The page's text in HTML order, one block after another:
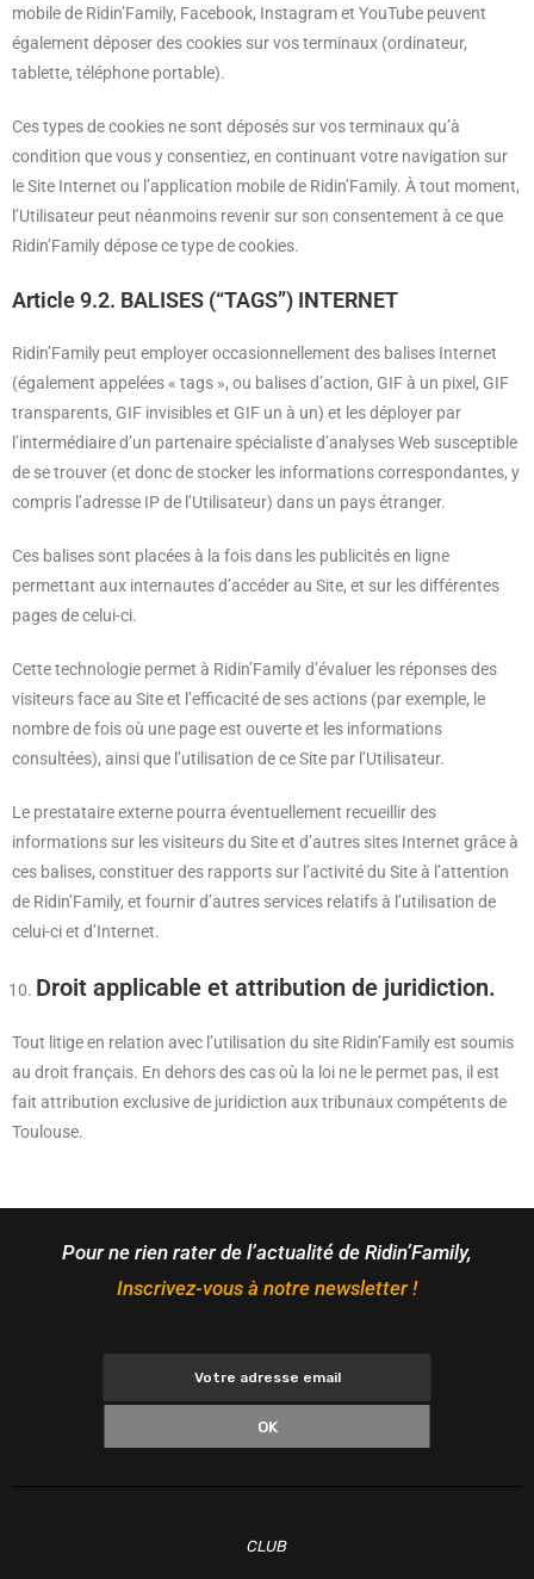
mobile de Ridin’Family, Facebook, Instagram et YouTube peuvent
également déposer des cookies sur vos terminaux (ordinateur,
tablette, téléphone portable).
Ces types de cookies ne sont déposés sur vos terminaux qu’à
condition que vous y consentiez, en continuant votre navigation sur
le Site Internet ou l’application mobile de Ridin’Family. À tout moment,
l’Utilisateur peut néanmoins revenir sur son consentement à ce que
Ridin’Family dépose ce type de cookies.
Article 9.2. BALISES (“TAGS”) INTERNET
Ridin’Family peut employer occasionnellement des balises Internet
(également appelées « tags », ou balises d’action, GIF à un pixel, GIF
transparents, GIF invisibles et GIF un à un) et les déployer par
l’intermédiaire d’un partenaire spécialiste d’analyses Web susceptible
de se trouver (et donc de stocker les informations correspondantes, y
compris l’adresse IP de l’Utilisateur) dans un pays étranger.
Ces balises sont placées à la fois dans les publicités en ligne
permettant aux internautes d’accéder au Site, et sur les différentes
pages de celui-ci.
Cette technologie permet à Ridin’Family d’évaluer les réponses des
visiteurs face au Site et l’efficacité de ses actions (par exemple, le
nombre de fois où une page est ouverte et les informations
consultées), ainsi que l’utilisation de ce Site par l’Utilisateur.
Le prestataire externe pourra éventuellement recueillir des
informations sur les visiteurs du Site et d’autres sites Internet grâce à
ces balises, constituer des rapports sur l’activité du Site à l’attention
de Ridin’Family, et fournir d’autres services relatifs à l’utilisation de
celui-ci et d’Internet.
Droit applicable et attribution de juridiction.
Tout litige en relation avec l’utilisation du site Ridin’Family est soumis
au droit français. En dehors des cas où la loi ne le permet pas, il est
fait attribution exclusive de juridiction aux tribunaux compétents de
Toulouse.
Pour ne rien rater de l’actualité de Ridin’Family,
Inscrivez-vous à notre newsletter !
OK
CLUB